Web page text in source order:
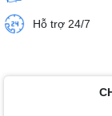
Hỗ trợ 24/7